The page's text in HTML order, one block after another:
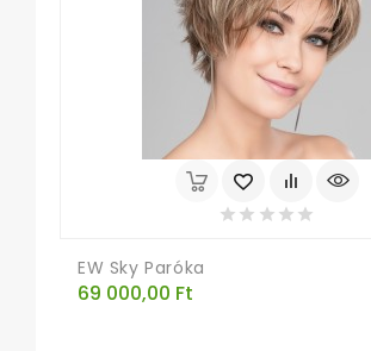
EW Sky Paróka
Ár
69 000,00 Ft